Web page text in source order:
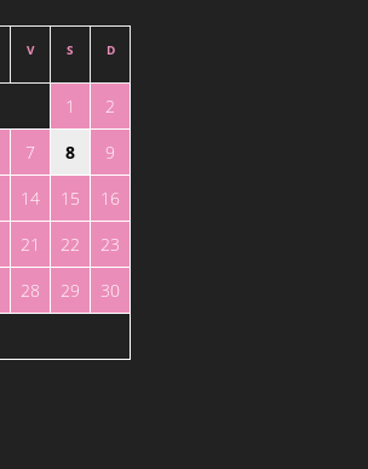
V S D
1
2
7 8
9
14 15
16
21 22
23
28 29
30